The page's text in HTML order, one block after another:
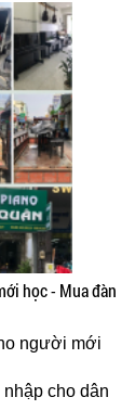
học - Mua đàn
người mới
cho dân